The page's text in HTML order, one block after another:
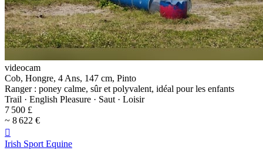
videocam
Cob, Hongre, 4 Ans, 147 cm, Pinto
Ranger : poney calme, sûr et polyvalent, idéal pour les enfants
Trail · English Pleasure · Saut · Loisir
7 500 £
~ 8 622 €

Irish Sport Equine